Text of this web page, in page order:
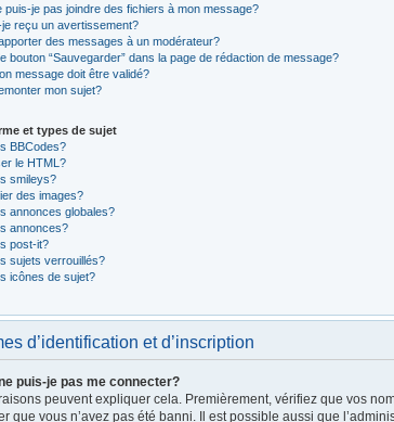
puis-je pas joindre des fichiers à mon message?
je reçu un avertissement?
des messages à un modérateur?
bouton “Sauvegarder” dans la page de rédaction de message?
message doit être validé?
mon sujet?
et types de sujet
BBCodes?
le HTML?
smileys?
des images?
annonces globales?
annonces?
post-it?
sujets verrouillés?
icônes de sujet?
d’identification et d’inscription
puis-je pas me connecter?
peuvent expliquer cela. Premièrement, vérifiez que vos
que vous n’avez pas été banni. Il est possible aussi que